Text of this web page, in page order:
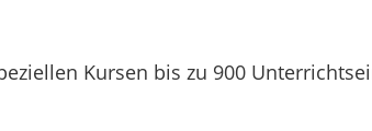
Kursen bis zu 900